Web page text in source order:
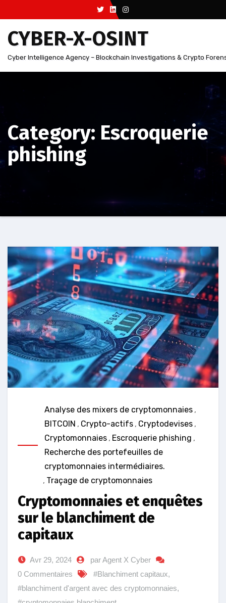
au
contenu
CYBER-X-OSINT
Cyber Intelligence Agency – Blockchain Investigations & Crypto
Category: Escroquerie
phishing
Analyse des mixers de cryptomonnaies ,
BITCOIN , Crypto-actifs , Cryptodevises ,
Cryptomonnaies , Escroquerie phishing ,
Recherche des portefeuilles de
cryptomonnaies intermédiaires.
, Traçage de cryptomonnaies
Cryptomonnaies et enquêtes
sur le blanchiment de
capitaux
Avr 29, 2024
par Agent X Cyber
0 Commentaires
#Blanchiment capitaux,
#blanchiment d'argent avec des cryptomonnaies,